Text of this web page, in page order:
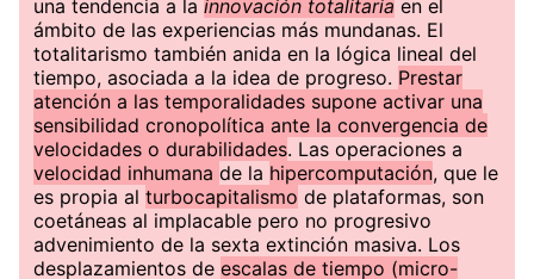
una tendencia a la innovación totalitaria en el
ámbito de las experiencias más mundanas. El
totalitarismo también anida en la lógica lineal del
tiempo, asociada a la idea de progreso. Prestar
atención a las temporalidades supone activar una
sensibilidad cronopolítica ante la convergencia de
velocidades o durabilidades. Las operaciones a
velocidad inhumana de la hipercomputación, que le
es propia al turbocapitalismo de plataformas, son
coetáneas al implacable pero no progresivo
advenimiento de la sexta extinción masiva. Los
desplazamientos de escalas de tiempo (micro-